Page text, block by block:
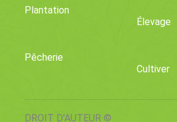
Plantation
Élevage
Pêcherie
Cultiver
DROIT D'AUTEUR ©